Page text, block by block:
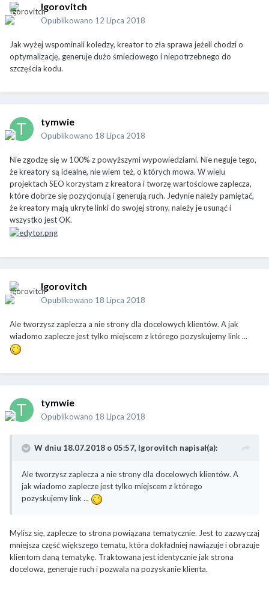
Igorovitch
Opublikowano 12 Lipca 2018
Jak wyżej wspominali koledzy, kreator to zła sprawa jeżeli chodzi o
optymalizację, generuje dużo śmieciowego i niepotrzebnego do
szczęścia kodu.
tymwie
Opublikowano 18 Lipca 2018
Nie zgodzę się w 100% z powyższymi wypowiedziami. Nie neguje tego,
że kreatory są idealne, nie wiem też, o których mowa. W wielu
projektach SEO korzystam z kreatora i tworzę wartościowe zaplecza,
które dobrze się pozycjonują i generują ruch. Jedynie należy pamiętać,
że kreatory mają ukryte linki do swojej strony, należy je usunąć i
wszystko jest OK.
Igorovitch
Opublikowano 18 Lipca 2018
Ale tworzysz zaplecza a nie strony dla docelowych klientów. A jak
wiadomo zaplecze jest tylko miejscem z którego pozyskujemy link ...
tymwie
Opublikowano 18 Lipca 2018
W dniu 18.07.2018 o 05:57, Igorovitch napisał(a):
Ale tworzysz zaplecza a nie strony dla docelowych klientów. A
jak wiadomo zaplecze jest tylko miejscem z którego
pozyskujemy link ...
Mylisz się, zaplecze to strona powiązana tematycznie. Jest to zazwyczaj
mniejsza część większego tematu, która dokładniej nawiązuje i obrazuje
klientom daną tematykę. Traktowana jest identycznie jak strona
docelowa, generuje ruch i pozwala na pozyskanie klienta.